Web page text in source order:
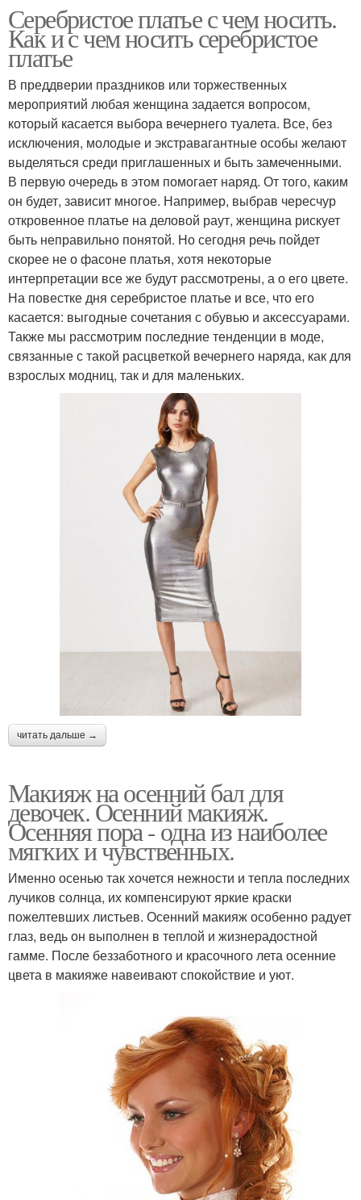
Серебристое платье с чем носить.
Как и с чем носить серебристое
платье
В преддверии праздников или торжественных
мероприятий любая женщина задается вопросом,
который касается выбора вечернего туалета. Все, без
исключения, молодые и экстравагантные особы желают
выделяться среди приглашенных и быть замеченными.
В первую очередь в этом помогает наряд. От того, каким
он будет, зависит многое. Например, выбрав чересчур
откровенное платье на деловой раут, женщина рискует
быть неправильно понятой. Но сегодня речь пойдет
скорее не о фасоне платья, хотя некоторые
интерпретации все же будут рассмотрены, а о его цвете.
На повестке дня серебристое платье и все, что его
касается: выгодные сочетания с обувью и аксессуарами.
Также мы рассмотрим последние тенденции в моде,
связанные с такой расцветкой вечернего наряда, как для
взрослых модниц, так и для маленьких.
читать дальше →
Макияж на осенний бал для
девочек. Осенний макияж.
Осенняя пора - одна из наиболее
мягких и чувственных.
Именно осенью так хочется нежности и тепла последних
лучиков солнца, их компенсируют яркие краски
пожелтевших листьев. Осенний макияж особенно радует
глаз, ведь он выполнен в теплой и жизнерадостной
гамме. После беззаботного и красочного лета осенние
цвета в макияже навеивают спокойствие и уют.